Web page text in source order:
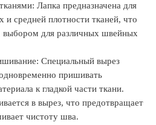
Лапка предназначена для
и средней плотности тканей, что
выбором для различных швейных
Специальный вырез
пришивать
к гладкой части ткани.
в вырез, что предотвращает
чистоту шва.